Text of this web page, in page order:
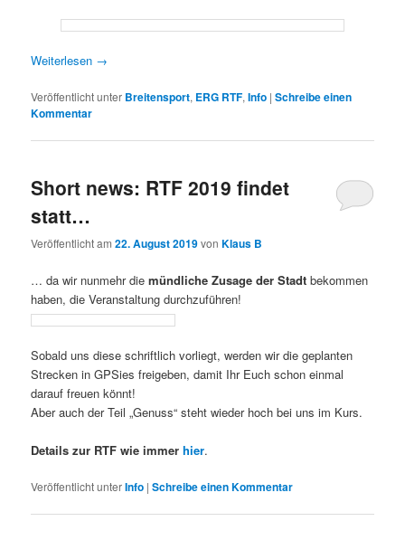
Weiterlesen →
Veröffentlicht unter Breitensport, ERG RTF,Info |Schreibe einen
Kommentar
Short news: RTF 2019 findet
statt…
Veröffentlicht am22. August 2019vonKlaus B
… da wir nunmehr diemündliche Zusage der Stadt bekommen
haben, die Veranstaltung durchzuführen!
Sobald uns diese schriftlich vorliegt, werden wir die geplanten
Strecken in GPSies freigeben, damit Ihr Euch schon einmal
darauf freuen könnt!
Aber auch der Teil „Genuss“ steht wieder hoch bei uns im Kurs.
Details zur RTF wie immer hier.
Veröffentlicht unterInfo |Schreibe einen Kommentar